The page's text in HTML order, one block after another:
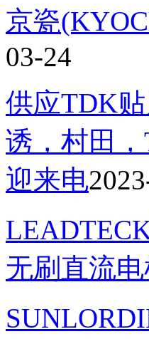
京瓷
03-24
供应TDK
诱，村田
迎来电
无刷直流